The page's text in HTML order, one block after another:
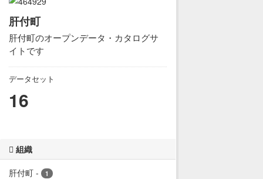
肝付町
肝付町のオープンデータ・カタログサ
イトです
データセット
16
組織
肝付町 - 1